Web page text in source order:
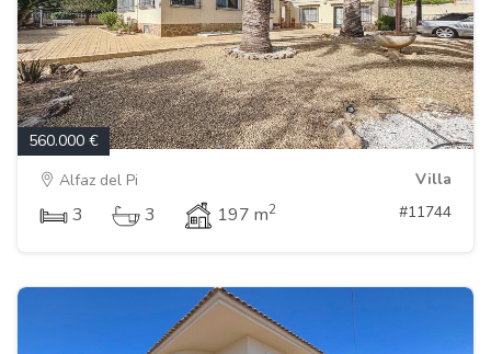
560.000 €
Alfaz del Pi
Villa
3 3 197 m2 #11744